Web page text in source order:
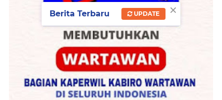
melaksanakan WFH, termasuk lokasi
pelaksanaan tugas, yang kemudian direkap oleh
pejabat kepegawaian dan dilaporkan kepada
BKPSDM Kabupaten Lamongan. "Melalui
kebijakan ini, ASN diharapkan mampu
beradaptasi dengan pola kerja yang lebih
fleksibel namun tetap produktif," jelasnya. Pak
Yes menegaskan bahwa penerapan WFH dan
WFO tidak boleh disalahartikan sebagai
×
Berita Terbaru UPDATE